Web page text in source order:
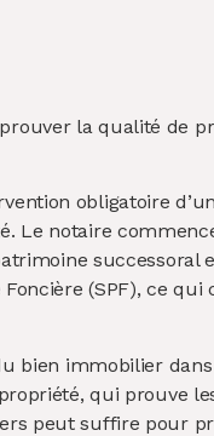
la qualité de
obligatoire
Le notaire
successoral
(SPF), ce
bien immobilier
qui prouve
peut suffire pour